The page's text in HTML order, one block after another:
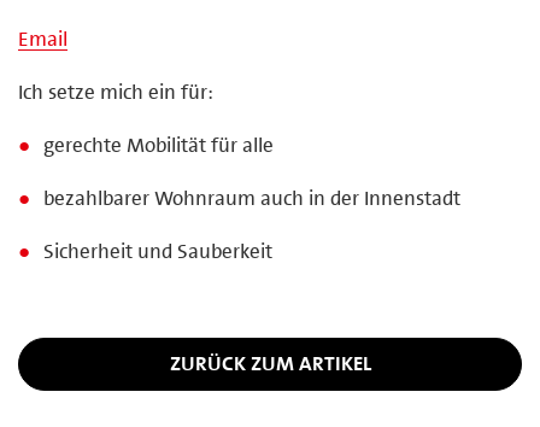
Email
Ich setze mich ein für:
gerechte Mobilität für alle
bezahlbarer Wohnraum auch in der Innenstadt
Sicherheit und Sauberkeit
ZURÜCK ZUM ARTIKEL